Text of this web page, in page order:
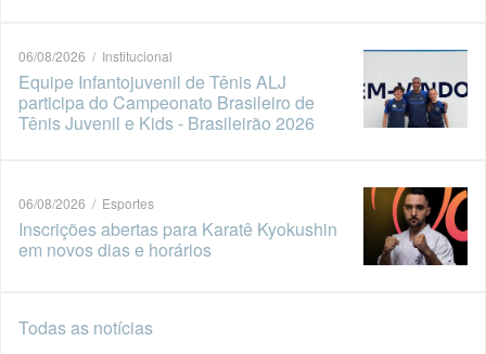
06/08/2026 / Institucional
Equipe Infantojuvenil de Tênis ALJ
participa do Campeonato Brasileiro de
Tênis Juvenil e Kids - Brasileirão 2026
06/08/2026 / Esportes
Inscrições abertas para Karatê Kyokushin
em novos dias e horários
Todas as notícias